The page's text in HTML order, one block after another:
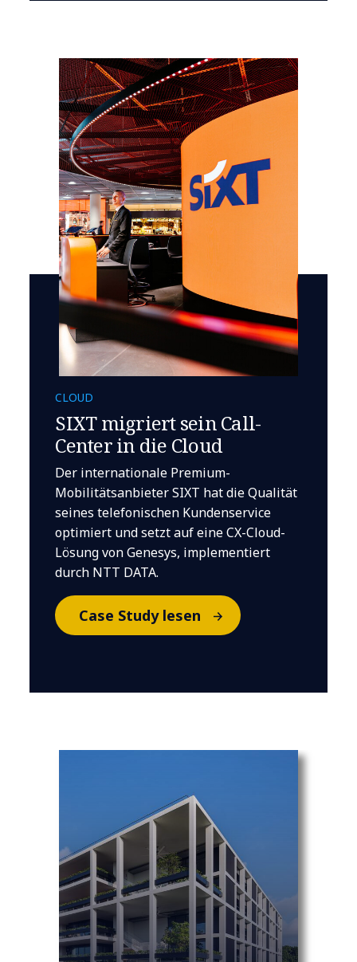
CLOUD
SIXT migriert sein Call-
Center in die Cloud
Der internationale Premium-
Mobilitätsanbieter SIXT hat die Qualität
seines telefonischen Kundenservice
optimiert und setzt auf eine CX-Cloud-
Lösung von Genesys, implementiert
durch NTT DATA.
Case Study lesen